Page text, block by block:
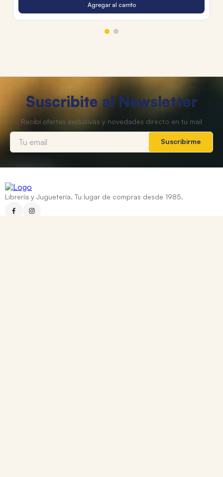
Agregar al carrito
Suscribite al Newsletter
Suscribirme
Librería y Juguetería. Tu lugar de compras desde 1985.